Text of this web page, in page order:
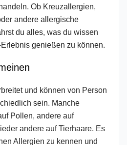
Ob Kreuzallergien,
andere allergische
du alles, was du wissen
genießen zu können.
und können von Person
sein. Manche
Pollen, andere auf
andere auf Tierhaare. Es
Allergien zu kennen und